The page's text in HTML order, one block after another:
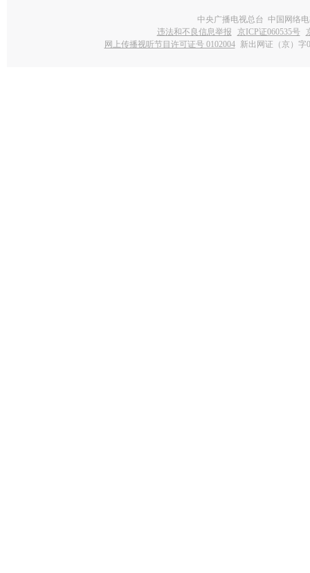
中央广播电视总台 中国网络
违法和不良信息举报
京ICP证060535号
网上传播视听节目许可证号 0102004 新出网证（京）